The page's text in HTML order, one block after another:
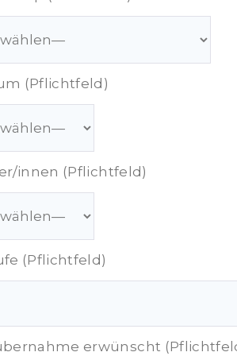
(Pflichtfeld)
innen (Pflichtfeld)
(Pflichtfeld)
erwünscht